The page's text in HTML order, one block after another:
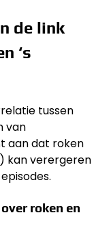
de link
‘s
tussen
van
aan dat roken
kan verergeren
roken en